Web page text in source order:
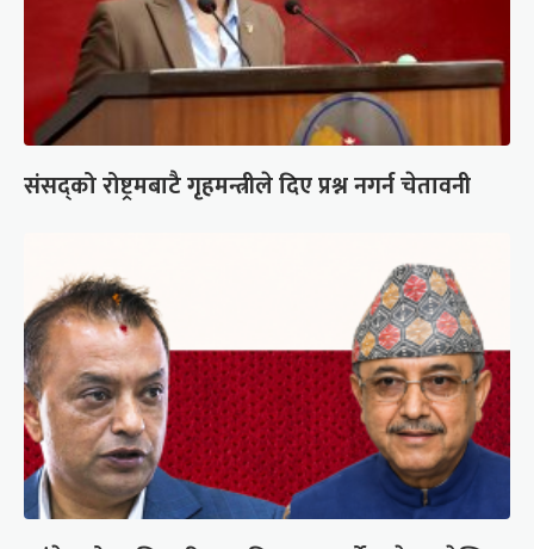
संसद्को रोष्ट्रमबाटै गृहमन्त्रीले दिए प्रश्न नगर्न चेतावनी